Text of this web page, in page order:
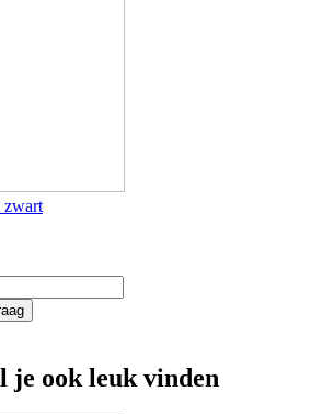
zwart
je ook leuk vinden